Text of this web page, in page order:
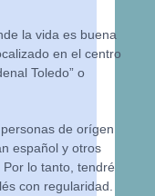
la vida es buena
en el centro
Toledo” o
de orígen
español y otros
lo tanto, tendré
con regularidad.